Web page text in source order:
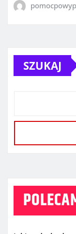
SZUKAJ